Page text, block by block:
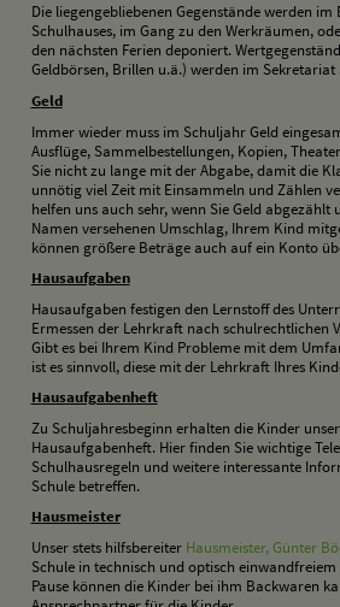
Die liegengebliebenen Gegenstände werden im
Schulhauses, im Gang zu den Werkräumen,
den nächsten Ferien deponiert.
Geldbörsen, Brillen u.ä.) werden im
Geld
Immer wieder muss im Schuljahr Geld
Ausflüge, Sammelbestellungen, Kopien,
Sie nicht zu lange mit der Abgabe, damit die
unnötig viel Zeit mit Einsammeln und Zählen
helfen uns auch sehr, wenn Sie Geld abgezählt
Namen versehenen Umschlag, Ihrem Kind
können größere Beträge auch auf ein Konto
Hausaufgaben
Hausaufgaben festigen den Lernstoff des
Ermessen der Lehrkraft nach schulrechtlichen
Gibt es bei Ihrem Kind Probleme mit dem
ist es sinnvoll, diese mit der Lehrkraft Ihres
Hausaufgabenheft
Zu Schuljahresbeginn erhalten die Kinder
Hausaufgabenheft. Hier finden Sie wichtige
Schulhausregeln und weitere interessante
Schule betreffen.
Hausmeister
Unser stets hilfsbereiterHausmeister, Günter
Schule in technisch und optisch
Pause können die Kinder bei ihm Backwaren